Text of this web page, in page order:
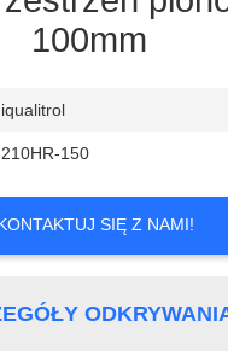
100mm
iqualitrol
210HR-150
SIĘ Z NAMI!